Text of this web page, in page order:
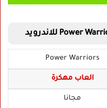
Power Warriors
العاب مهكرة
مجانا